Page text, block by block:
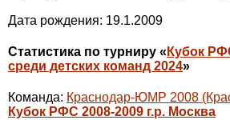
Дата рождения: 19.1.2009
Статистика по турниру « Кубок
среди детских команд 2024»
Команда: Краснодар-ЮМР 2008
Кубок РФС 2008-2009 г.р. Москва